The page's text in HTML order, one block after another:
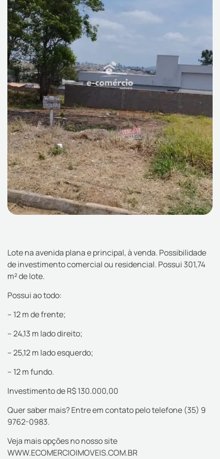
Lote na avenida plana e principal, à venda. Possibilidade
de investimento comercial ou residencial. Possui 301,74
m² de lote.
Possui ao todo:
– 12 m de frente;
– 24,13 m lado direito;
– 25,12 m lado esquerdo;
– 12 m fundo.
Investimento de R$ 130.000,00
Quer saber mais? Entre em contato pelo telefone (35) 9
9762-0983.
Veja mais opções no nosso site
WWW.ECOMERCIOIMOVEIS.COM.BR